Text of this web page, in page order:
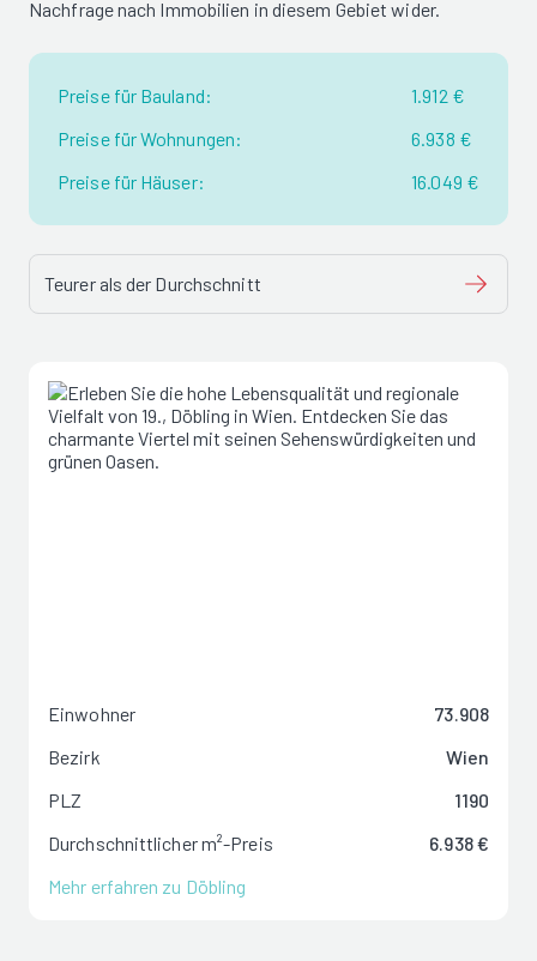
Nachfrage nach Immobilien in diesem Gebiet wider.
Preise für Bauland:
1.912 €
Preise für Wohnungen:
6.938 €
Preise für Häuser:
16.049 €
Teurer als der Durchschnitt
Einwohner
73.908
Bezirk
Wien
PLZ
1190
Durchschnittlicher m²-Preis
6.938 €
Mehr erfahren zu Döbling